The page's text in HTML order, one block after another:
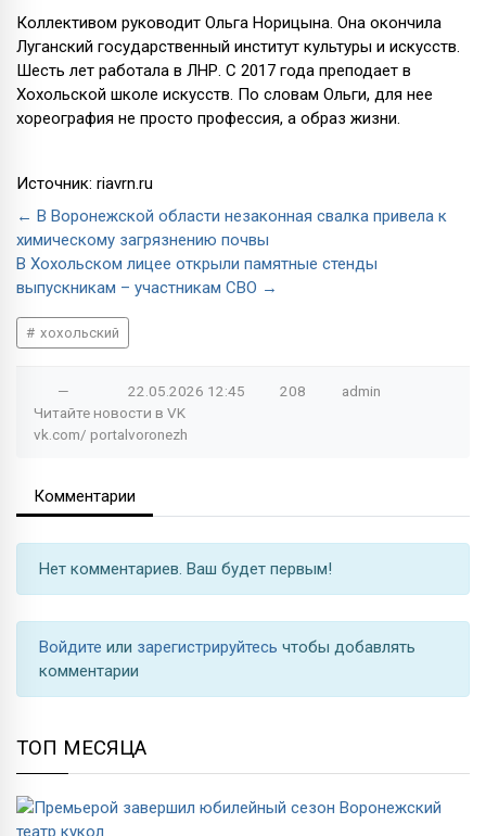
Коллективом руководит Ольга Норицына. Она окончила
Луганский государственный институт культуры и искусств.
Шесть лет работала в ЛНР. С 2017 года преподает в
Хохольской школе искусств. По словам Ольги, для нее
хореография не просто профессия, а образ жизни.
Источник: riavrn.ru
← В Воронежской области незаконная свалка привела к
химическому загрязнению почвы
В Хохольском лицее открыли памятные стенды
выпускникам – участникам СВО →
хохольский
— 22.05.2026 12:45 208
admin
Читайте новости в VK
vk.com/ portalvoronezh
Комментарии
Нет комментариев. Ваш будет первым!
Войдите или зарегистрируйтесь чтобы добавлять
комментарии
ТОП МЕСЯЦА